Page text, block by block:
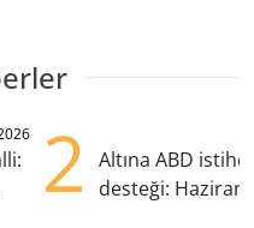
2
Altına ABD
desteği: